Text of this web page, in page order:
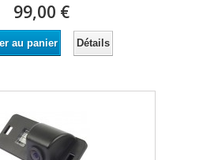
99,00 €
au panier Détails